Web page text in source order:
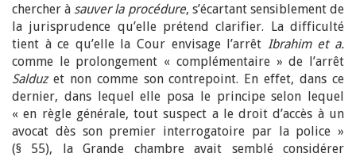
chercher à sauver la procédure, s’écartant sensiblement de
la jurisprudence qu’elle prétend clarifier. La difficulté
tient à ce qu’elle la Cour envisage l’arrêt Ibrahim et a.
comme le prolongement « complémentaire » de l’arrêt
Salduzet non comme son contrepoint. En effet, dans ce
dernier, dans lequel elle posa le principe selon lequel
« en règle générale, tout suspect a le droit d’accès à un
avocat dès son premier interrogatoire par la police »
(§ 55), la Grande chambre avait semblé considérer